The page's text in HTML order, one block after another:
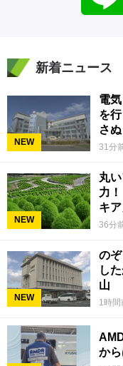
新着ニュース
NEW
電
を
さ
31分
NEW
丸
力
キ
36分
NEW
の
し
山
1時間
か